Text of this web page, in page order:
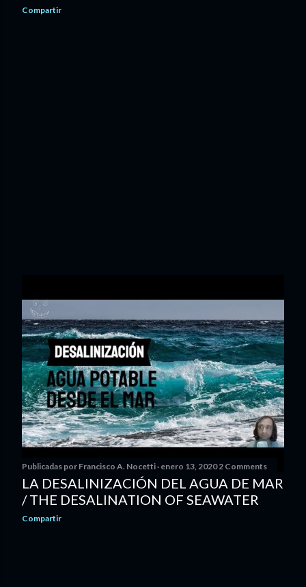
Compartir
Publicadas por Francisco A. Nocetti enero 13, 20202 Comments
LA DESALINIZACIÓN DEL AGUA DE MAR
/ THE DESALINATION OF SEAWATER
Compartir